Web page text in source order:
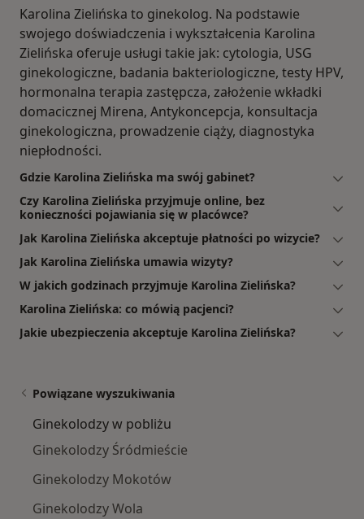
Karolina Zielińska to ginekolog. Na podstawie
swojego doświadczenia i wykształcenia Karolina
Zielińska oferuje usługi takie jak: cytologia, USG
ginekologiczne, badania bakteriologiczne, testy HPV,
hormonalna terapia zastępcza, założenie wkładki
domacicznej Mirena, Antykoncepcja, konsultacja
ginekologiczna, prowadzenie ciąży, diagnostyka
niepłodności.
Gdzie Karolina Zielińska ma swój gabinet?
Czy Karolina Zielińska przyjmuje online, bez
konieczności pojawiania się w placówce?
Jak Karolina Zielińska akceptuje płatności po wizycie?
Jak Karolina Zielińska umawia wizyty?
W jakich godzinach przyjmuje Karolina Zielińska?
Karolina Zielińska: co mówią pacjenci?
Jakie ubezpieczenia akceptuje Karolina Zielińska?
Powiązane wyszukiwania
Ginekolodzy w pobliżu
Ginekolodzy Śródmieście
Ginekolodzy Mokotów
Ginekolodzy Wola